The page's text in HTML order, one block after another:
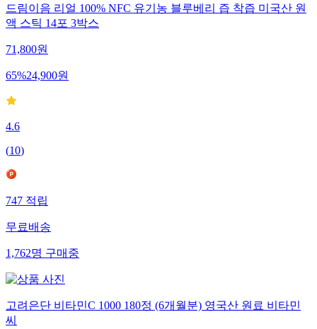
드림이음 리얼 100% NFC 유기농 블루베리 즙 착즙 미국산 원
액 스틱 14포 3박스
71,800원
65%24,900원
4.6
(10)
747적립
무료배송
1,762명구매중
고려은단 비타민C 1000 180정 (6개월분) 영국산 원료 비타민
씨